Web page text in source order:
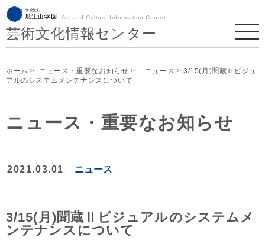
芸術文化情報センター
Art and Culture Information Center
ホーム > ニュース・重要なお知らせ > ニュース > 3/15(月)聞蔵Ⅱビジュ
アルのシステムメンテナンスについて
ニュース・重要なお知らせ
2021.03.01 ニュース
3/15(月)聞蔵Ⅱビジュアルのシステムメ
ンテナンスについて